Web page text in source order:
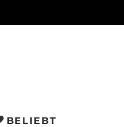
BELIEBT